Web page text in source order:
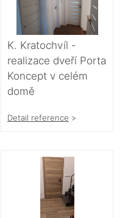
K. Kratochvíl -
realizace dveří Porta
Koncept v celém
domě
Detail reference >